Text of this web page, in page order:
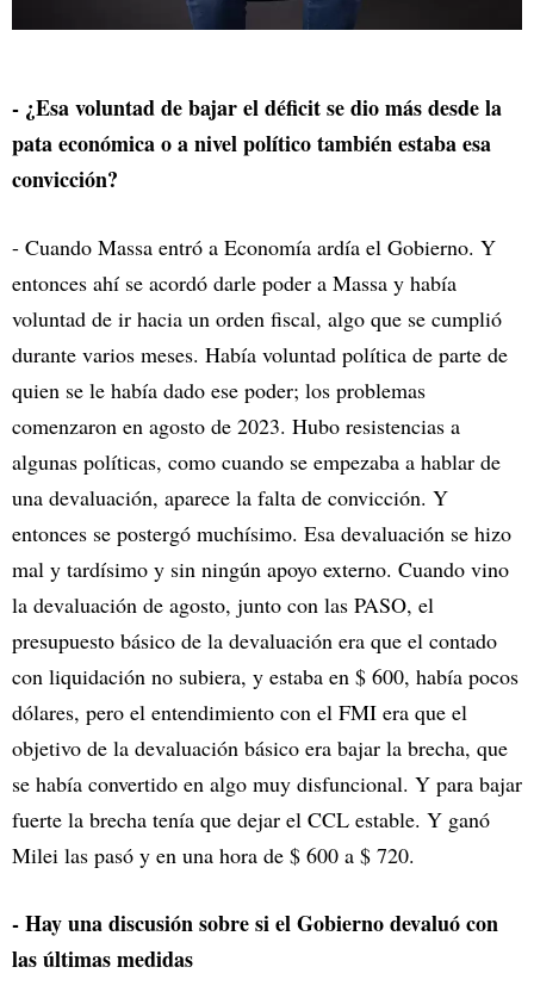
- ¿Esa voluntad de bajar el déficit se dio más desde la
pata económica o a nivel político también estaba esa
convicción?
- Cuando Massa entró a Economía ardía el Gobierno. Y
entonces ahí se acordó darle poder a Massa y había
voluntad de ir hacia un orden fiscal, algo que se cumplió
durante varios meses. Había voluntad política de parte de
quien se le había dado ese poder; los problemas
comenzaron en agosto de 2023. Hubo resistencias a
algunas políticas, como cuando se empezaba a hablar de
una devaluación, aparece la falta de convicción. Y
entonces se postergó muchísimo. Esa devaluación se hizo
mal y tardísimo y sin ningún apoyo externo. Cuando vino
la devaluación de agosto, junto con las PASO, el
presupuesto básico de la devaluación era que el contado
con liquidación no subiera, y estaba en $ 600, había pocos
dólares, pero el entendimiento con el FMI era que el
objetivo de la devaluación básico era bajar la brecha, que
se había convertido en algo muy disfuncional. Y para bajar
fuerte la brecha tenía que dejar el CCL estable. Y ganó
Milei las pasó y en una hora de $ 600 a $ 720.
- Hay una discusión sobre si el Gobierno devaluó con
las últimas medidas